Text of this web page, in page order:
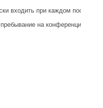
входить при каждом
на конференции в